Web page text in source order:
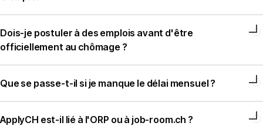
Dois-je postuler à des emplois avant d'être
officiellement au chômage ?
Que se passe-t-il si je manque le délai mensuel ?
ApplyCH est-il lié à l'ORP ou à job-room.ch ?